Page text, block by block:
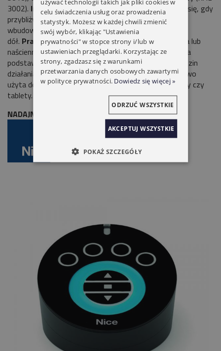
3002). Inteligentnyw nocy przyciski Agio podświetlą się, gdy
przybliżysz do nich dłoń, a jej ruch po okręgu zapali
wbudowane punktowe oświetlenie, skierowane w
dół. Praktycznypodstawka z ładowarką – nabiurkowa lub
naścienna - pracuje indukcyjnie: po prostu położ Aigo na
podstawce a zawsze będzie naładowany dla wielu godzin
działania. Dzięki wejściu USB podstawka może być łatwo
użyta do ładowania urządzeń mobilnych, jak smartfony czy
tablety.
NADAJNIK RADIOWY 4-KANAŁOWY NICE AG4B
celu świadczenia usług oraz prowadzenia
statystyk. Możesz w każdej chwili zmienić
swój wybór, klikając "Ustawienia
prywatności" w stopce strony i/lub w
ustawieniach przeglądarki. Korzystając ze
strony, zgadzasz się z warunkami
przetwarzania danych osobowych zawartymi
w polityce prywatności. Dowiedz się więcej »
AKCEPTUJ WSZYSTKIE
ODRZUĆ WSZYSTKIE
POKAŻ SZCZEGÓŁY